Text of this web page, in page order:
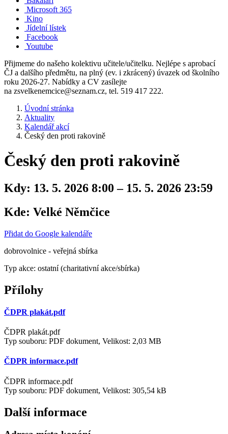
Microsoft 365
Kino
Jídelní lístek
Facebook
Youtube
Přijmeme do našeho kolektivu učitele/učitelku. Nejlépe s aprobací
ČJ a dalšího předmětu, na plný (ev. i zkrácený) úvazek od školního
roku 2026-27. Nabídky a CV zasílejte
na zsvelkenemcice@seznam.cz, tel. 519 417 222.
Úvodní stránka
Aktuality
Kalendář akcí
Český den proti rakovině
Český den proti rakovině
Kdy: 13. 5. 2026 8:00 – 15. 5. 2026 23:59
Kde: Velké Němčice
Přidat do Google kalendáře
dobrovolnice - veřejná sbírka
Typ akce: ostatní (charitativní akce/sbírka)
Přílohy
ČDPR plakát.pdf
ČDPR plakát.pdf
Typ souboru: PDF dokument, Velikost: 2,03 MB
ČDPR informace.pdf
ČDPR informace.pdf
Typ souboru: PDF dokument, Velikost: 305,54 kB
Další informace